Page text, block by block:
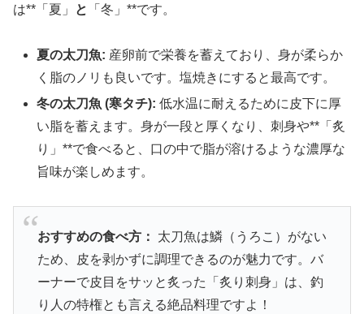
は**「夏」
と 「冬」**です。
夏の太刀魚: 産卵前で栄養を蓄えており、身が柔らか
く脂のノリも良いです。塩焼きにすると最高です。
冬の太刀魚 (寒タチ): 低水温に耐えるために皮下に厚
い脂を蓄えます。身が一段と厚くなり、刺身や**「炙
り」**で食べると、口の中で脂が溶けるような濃厚な
旨味が楽しめます。
おすすめの食べ方：
太刀魚は鱗（うろこ）がない
ため、皮を剥かずに調理できるのが魅力です。バ
ーナーで皮目をサッと炙った「炙り刺身」は、釣
り人の特権とも言える絶品料理ですよ！